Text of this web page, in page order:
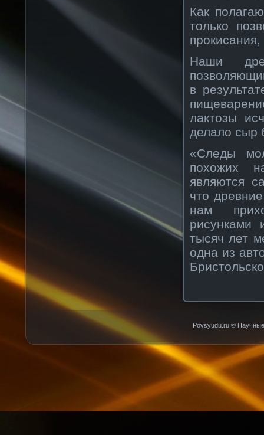
Как
только
Наши
в
лактозы
делало сыр
«Следы
похожих
являются
что
нам
рисунками
тысяч лет
одна из
Povsyudu.ru © Научные